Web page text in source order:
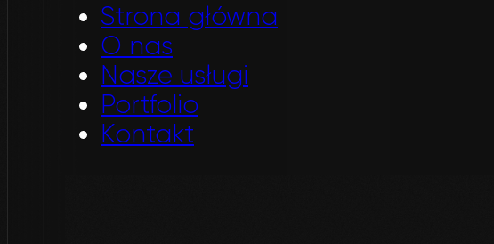
Strona główna
O nas
Nasze usługi
Portfolio
Kontakt